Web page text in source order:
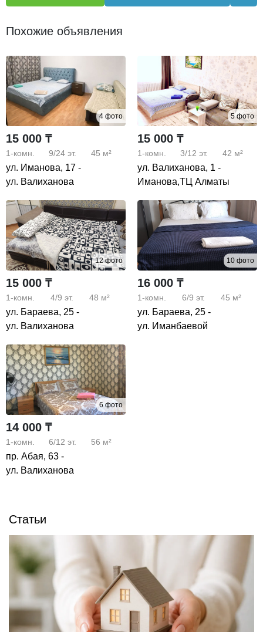
Похожие объявления
4 фото
15 000 ₸
1-комн. 9/24 эт. 45 м²
ул. Иманова, 17 -
ул. Валиханова
5 фото
15 000 ₸
1-комн. 3/12 эт. 42 м²
ул. Валиханова, 1 -
Иманова,ТЦ Алматы
12 фото
15 000 ₸
1-комн. 4/9 эт. 48 м²
ул. Бараева, 25 -
ул. Валиханова
10 фото
16 000 ₸
1-комн. 6/9 эт. 45 м²
ул. Бараева, 25 -
ул. Иманбаевой
6 фото
14 000 ₸
1-комн. 6/12 эт. 56 м²
пр. Абая, 63 -
ул. Валиханова
Статьи